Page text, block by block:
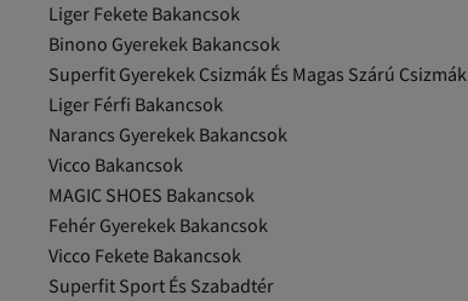
Liger Fekete Bakancsok
Binono Gyerekek Bakancsok
Superfit Gyerekek Csizmák És Magas Szárú Csizmák
Liger Férfi Bakancsok
Narancs Gyerekek Bakancsok
Vicco Bakancsok
MAGIC SHOES Bakancsok
Fehér Gyerekek Bakancsok
Vicco Fekete Bakancsok
Superfit Sport És Szabadtér